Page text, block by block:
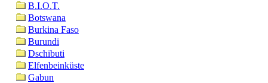
B.I.O.T.
Botswana
Burkina Faso
Burundi
Dschibuti
Elfenbeinküste
Gabun